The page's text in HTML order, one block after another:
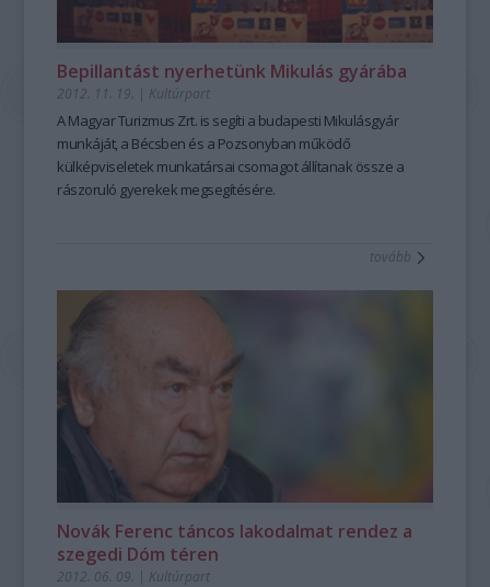
Bepillantást nyerhetünk Mikulás gyárába
2012. 11. 19. | Kultúrpart
A Magyar Turizmus Zrt. is segíti a budapesti Mikulásgyár
munkáját, a Bécsben és a Pozsonyban működő
külképviseletek munkatársai csomagot állítanak össze a
rászoruló gyerekek megsegítésére.
tovább
Novák Ferenc táncos lakodalmat rendez a
szegedi Dóm téren
2012. 06. 09. | Kultúrpart